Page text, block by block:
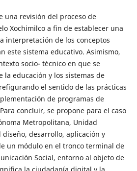
una revisión del proceso de
Xochimilco a fin de establecer una
interpretación de los conceptos
este sistema educativo. Asimismo,
socio- técnico en que se
la educación y los sistemas de
el sentido de las prácticas
de programas de
concluir, se propone para el caso
Metropolitana, Unidad
diseño, desarrollo, aplicación y
un módulo en el tronco terminal de
Social, entorno al objeto de